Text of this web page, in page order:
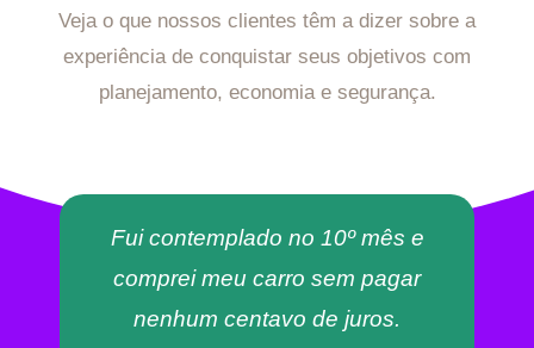
Veja o que nossos clientes têm a dizer sobre a
experiência de conquistar seus objetivos com
planejamento, economia e segurança.
Fui contemplado no 10º mês e
comprei meu carro sem pagar
nenhum centavo de juros.